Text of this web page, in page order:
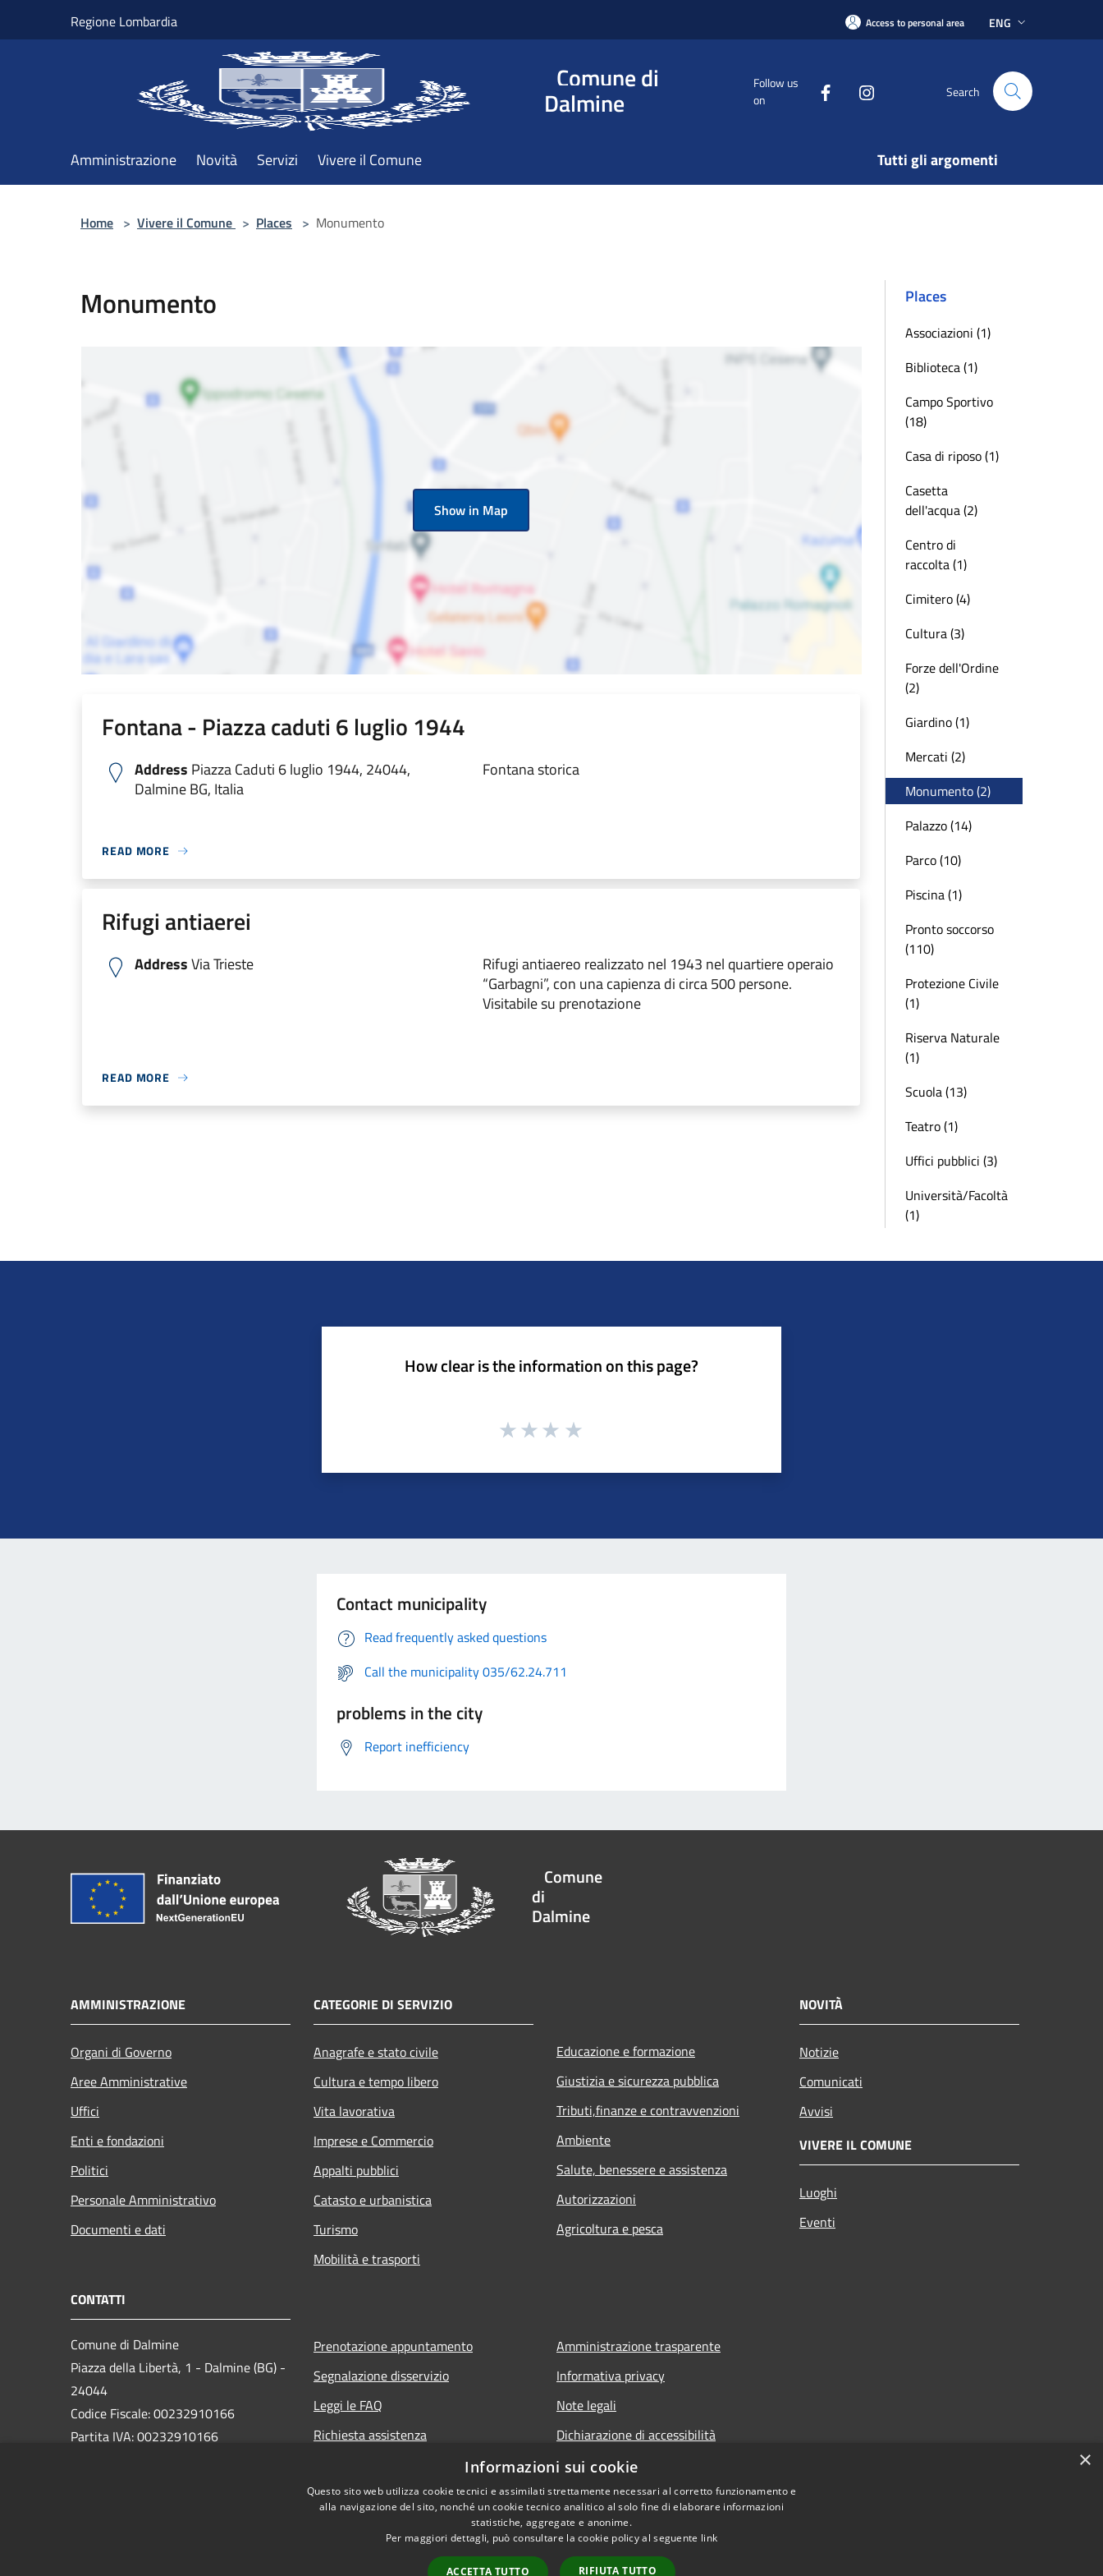
Regione Lombardia Access to personal area ENG
Comune di
Dalmine
Follow us
on
Search
Amministrazione Novità Servizi Vivere il Comune Tutti gli argomenti
Home > Vivere il Comune > Places > Monumento
Monumento
Show in Map
Fontana - Piazza caduti 6 luglio 1944
Address Piazza Caduti 6 luglio 1944, 24044,
Dalmine BG, Italia
Fontana storica
READ MORE
Rifugi antiaerei
AddressVia Trieste
Rifugi antiaereo realizzato nel 1943 nel quartiere operaio
“Garbagni”, con una capienza di circa 500 persone.
Visitabile su prenotazione
READ MORE
Places
Associazioni (1)
Biblioteca (1)
Campo Sportivo
(18)
Casa di riposo (1)
Casetta
dell'acqua (2)
Centro di
raccolta (1)
Cimitero (4)
Cultura (3)
Forze dell'Ordine
(2)
Giardino (1)
Mercati (2)
Monumento (2)
Palazzo (14)
Parco (10)
Piscina (1)
Pronto soccorso
(110)
Protezione Civile
(1)
Riserva Naturale
(1)
Scuola (13)
Teatro (1)
Uffici pubblici (3)
Università/Facoltà
(1)
How clear is the information on this page?
Contact municipality
Read frequently asked questions
Call the municipality 035/62.24.711
problems in the city
Report inefficiency
Comune
di
Dalmine
AMMINISTRAZIONE
Organi di Governo
Aree Amministrative
Uffici
Enti e fondazioni
Politici
Personale Amministrativo
Documenti e dati
CATEGORIE DI SERVIZIO
Anagrafe e stato civile
Cultura e tempo libero
Vita lavorativa
Imprese e Commercio
Appalti pubblici
Catasto e urbanistica
Turismo
Mobilità e trasporti
Educazione e formazione
Giustizia e sicurezza pubblica
Tributi,finanze e contravvenzioni
Ambiente
Salute, benessere e assistenza
Autorizzazioni
Agricoltura e pesca
NOVITÀ
Notizie
Comunicati
Avvisi
VIVERE IL COMUNE
Luoghi
Eventi
CONTATTI
Comune di Dalmine
Piazza della Libertà, 1 - Dalmine (BG) -
24044
Codice Fiscale: 00232910166
Partita IVA: 00232910166
Prenotazione appuntamento
Segnalazione disservizio
Leggi le FAQ
Richiesta assistenza
Amministrazione trasparente
Informativa privacy
Note legali
Dichiarazione di accessibilità
Piano di miglioramento del sito
×
Informazioni sui cookie
Questo sito web utilizza cookie tecnici e assimilati strettamente necessari al corretto funzionamento e
alla navigazione del sito, nonché un cookie tecnico analitico al solo fine di elaborare informazioni
statistiche, aggregate e anonime.
Per maggiori dettagli, può consultare la cookie policy al seguente link
ACCETTA TUTTO RIFIUTA TUTTO